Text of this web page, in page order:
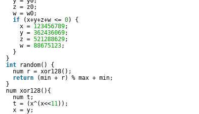
z = z0;
w = w0;
if
(x+y+z+w <= 0) {
x = 123456789;
y = 362436069;
z = 521288629;
w = 88675123;
}
}
int
random() {
num r = xor128();
return
(min + r) % max + min;
}
num xor128(){
num t;
t = (x^(x<<11));
x = y;